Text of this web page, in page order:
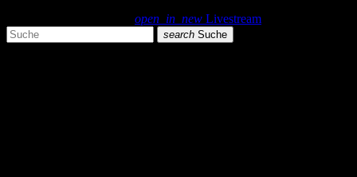
open_in_new Livestream
search Suche